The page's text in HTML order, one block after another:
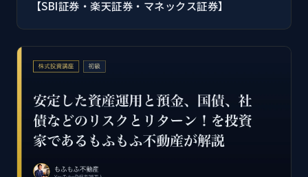
【SBI証券・楽天証券・マネックス証券】